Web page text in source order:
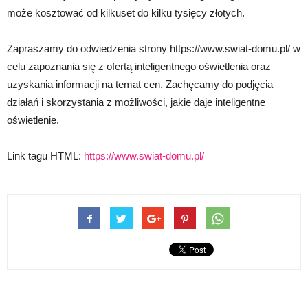
może kosztować od kilkuset do kilku tysięcy złotych.
Zapraszamy do odwiedzenia strony https://www.swiat-domu.pl/ w
celu zapoznania się z ofertą inteligentnego oświetlenia oraz
uzyskania informacji na temat cen. Zachęcamy do podjęcia
działań i skorzystania z możliwości, jakie daje inteligentne
oświetlenie.
Link tagu HTML: https://www.swiat-domu.pl/